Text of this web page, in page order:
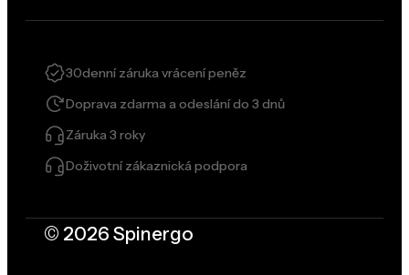
30denní záruka vrácení peněz
Doprava zdarma a odeslání do 3 dnů
Záruka 3 roky
Doživotní zákaznická podpora
© 2026 Spinergo